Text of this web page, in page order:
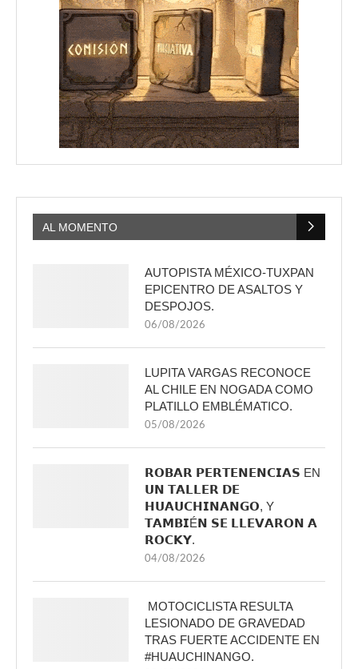
AL MOMENTO
AUTOPISTA MÉXICO-TUXPAN
EPICENTRO DE ASALTOS Y
DESPOJOS.
06/08/2026
LUPITA VARGAS RECONOCE
AL CHILE EN NOGADA COMO
PLATILLO EMBLÉMATICO.
05/08/2026
𝗥𝗢𝗕𝗔𝗥 𝗣𝗘𝗥𝗧𝗘𝗡𝗘𝗡𝗖𝗜𝗔𝗦 EN
𝗨𝗡 𝗧𝗔𝗟𝗟𝗘𝗥 𝗗𝗘
𝗛𝗨𝗔𝗨𝗖𝗛𝗜𝗡𝗔𝗡𝗚𝗢, Y
𝗧𝗔𝗠𝗕𝗜É𝗡 𝗦𝗘 𝗟𝗟𝗘𝗩𝗔𝗥𝗢𝗡 𝗔
𝗥𝗢𝗖𝗞𝗬.
04/08/2026
MOTOCICLISTA RESULTA
LESIONADO DE GRAVEDAD
TRAS FUERTE ACCIDENTE EN
#HUAUCHINANGO.